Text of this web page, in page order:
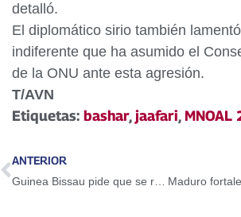
detalló.
El diplomático sirio también
indiferente que ha asumido el
de la ONU ante esta agresión.
T/AVN
Etiquetas: bashar,jaafari, MNOAL
ANTERIOR
Guinea Bissau pide que se respete el derecho internacional en las naciones